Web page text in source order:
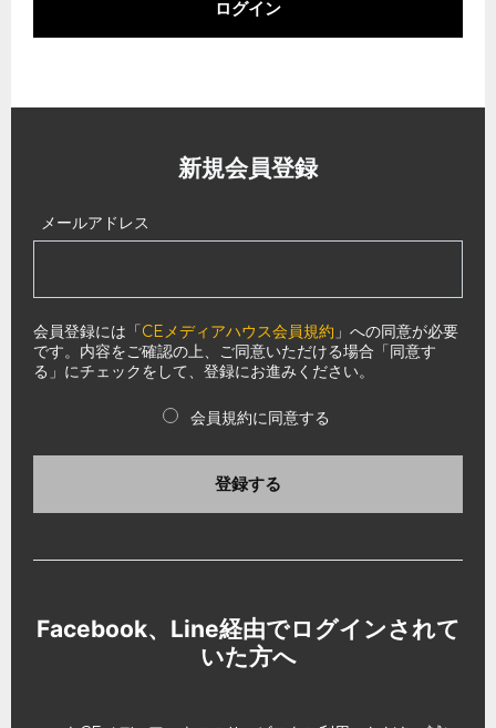
ログイン
新規会員登録
メールアドレス
会員登録には「CEメディアハウス会員規約 」への同意が必要
です。内容をご確認の上、ご同意いただける場合「同意す
る」にチェックをして、登録にお進みください。
会員規約に同意する
登録する
Facebook、Line経由でログインされて
いた方へ